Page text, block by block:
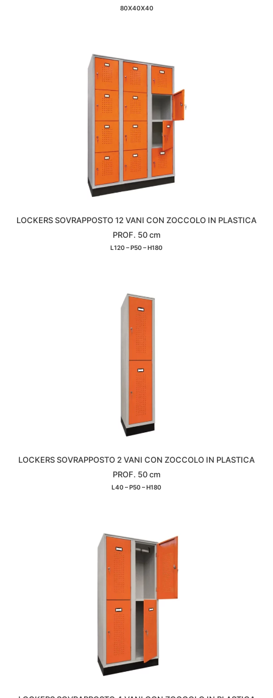
80X40X40
LOCKERS SOVRAPPOSTO 12 VANI CON ZOCCOLO IN PLASTICA
PROF. 50 cm
L120 – P50 – H180
LOCKERS SOVRAPPOSTO 2 VANI CON ZOCCOLO IN PLASTICA
PROF. 50 cm
L40 – P50 – H180